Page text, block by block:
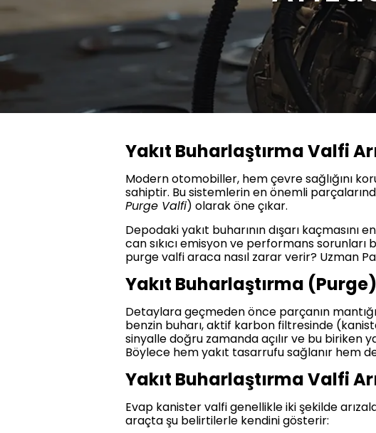
Yakıt Buharlaştırma Valfi
Modern otomobiller, hem çevre sağlığını
sahiptir. Bu sistemlerin en önemli
Purge Valfi) olarak öne çıkar.
Depodaki yakıt buharının dışarı
can sıkıcı emisyon ve performans sorunları
purge valfi araca nasıl zarar verir? Uzman
Yakıt Buharlaştırma
Detaylara geçmeden önce parçanın
benzin buharı, aktif karbon filtresinde
sinyalle doğru zamanda açılır ve bu biriken
Böylece hem yakıt tasarrufu sağlanır hem
Yakıt Buharlaştırma Valfi
Evap kanister valfi genellikle iki şekilde
araçta şu belirtilerle kendini gösterir: